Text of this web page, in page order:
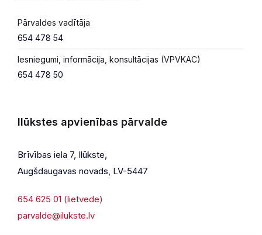
Pārvaldes vadītāja
654 478 54
Iesniegumi, informācija, konsultācijas (VPVKAC)
654 478 50
Ilūkstes apvienības pārvalde
Brīvības iela 7, Ilūkste,
Augšdaugavas novads, LV-5447
654 625 01 (lietvede)
parvalde@ilukste.lv